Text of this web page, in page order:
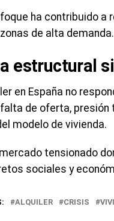
ha contribuido a
de alta demanda.
estructural
en España no
de oferta,
modelo de vivienda.
tensionado
sociales y
ALQUILER CRISIS